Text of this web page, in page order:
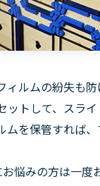
ルムの紛失も防
トして、スラ
ムを保管すれば
悩みの方は一度